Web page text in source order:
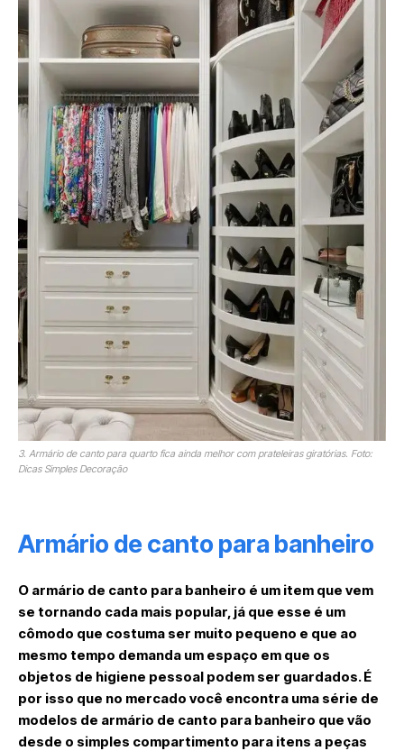
3. Armário de canto para quarto fica ainda melhor com prateleiras giratórias. Foto:
Dicas Simples Decoração
Armário de canto para banheiro
O armário de canto para banheiro é um item que vem
se tornando cada mais popular, já que esse é um
cômodo que costuma ser muito pequeno e que ao
mesmo tempo demanda um espaço em que os
objetos de higiene pessoal podem ser guardados. É
por isso que no mercado você encontra uma série de
modelos de armário de canto para banheiro que vão
desde o simples compartimento para itens a peças